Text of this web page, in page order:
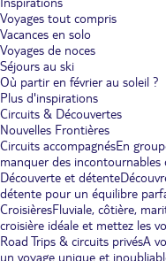
Voyages tout compris
Vacances en solo
Voyages de noces
Séjours au ski
Où partir en février au soleil ?
Plus d'inspirations
Circuits & Découvertes
Nouvelles Frontières
Circuits accompagnésEn
manquer des incontournables
Découverte et détente
détente pour un équilibre
CroisièresFluviale, côtière,
croisière idéale et mettez les
Road Trips & circuits privésA
un voyage unique et